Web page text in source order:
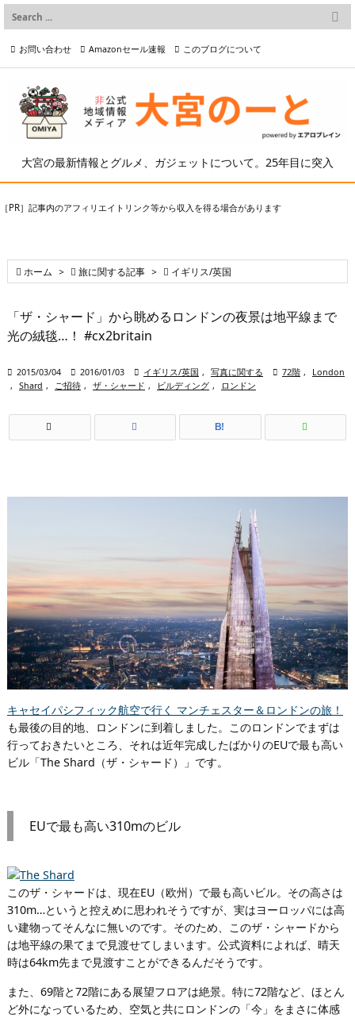
大宮の最新情報とグルメ、ガジェットについて。25年目に突入

メニュー

検索
お問い合わせ Amazonセール速報 このブログについて
プライバシーポリシー等
［PR］記事内のアフィリエイトリンク等から収入を得る場合があります
 ホーム >  旅に関する記事 >  イギリス/英国
「ザ・シャード」から眺めるロンドンの夜景は地平線まで
光の絨毯…！ #cx2britain
 2015/03/04  2016/01/03  イギリス/英国 , 写真に関する  72階 ,
London
,
Shard , ご招待 , ザ・シャード , ビルディング , ロンドン
B!
キャセイパシフィック航空で行く マンチェスター＆ロンドンの旅！
も最後の目的地、ロンドンに到着しました。このロンドンでまずは
行っておきたいところ、それは近年完成したばかりのEUで最も高い
ビル「The Shard（ザ・シャード）」です。
EUで最も高い310mのビル
このザ・シャードは、現在EU（欧州）で最も高いビル。その高さは
310m…というと控えめに思われそうですが、実はヨーロッパには高
い建物ってそんなに無いのです。そのため、このザ・シャードから
は地平線の果てまで見渡せてしまいます。公式資料によれば、晴天
時は64km先まで見渡すことができるんだそうです。
また、69階と72階にある展望フロアは絶景。特に72階など、ほとん
ど外になっているため、空気と共にロンドンの「今」をまさに体感